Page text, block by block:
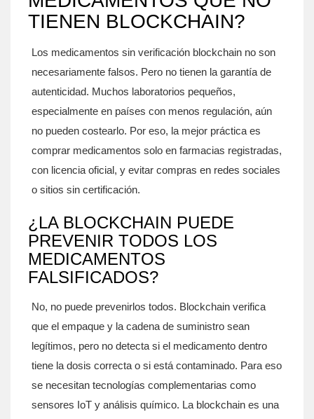
TIENEN BLOCKCHAIN?
Los medicamentos sin verificación blockchain no son
necesariamente falsos. Pero no tienen la garantía de
autenticidad. Muchos laboratorios pequeños,
especialmente en países con menos regulación, aún
no pueden costearlo. Por eso, la mejor práctica es
comprar medicamentos solo en farmacias registradas,
con licencia oficial, y evitar compras en redes sociales
o sitios sin certificación.
¿LA BLOCKCHAIN PUEDE
PREVENIR TODOS LOS
MEDICAMENTOS
FALSIFICADOS?
No, no puede prevenirlos todos. Blockchain verifica
que el empaque y la cadena de suministro sean
legítimos, pero no detecta si el medicamento dentro
tiene la dosis correcta o si está contaminado. Para eso
se necesitan tecnologías complementarias como
sensores IoT y análisis químico. La blockchain es una